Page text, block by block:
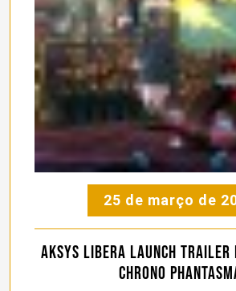
25 de março de
Aksys libera launch trailer
Chrono